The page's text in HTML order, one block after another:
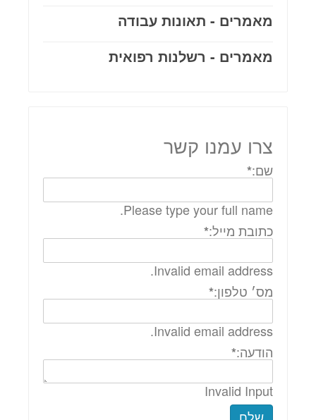
מאמרים - תאונות עבודה
מאמרים - רשלנות רפואית
צרו עמנו קשר
שם:*
Please type your full name.
כתובת מייל:*
Invalid email address.
מס׳ טלפון:*
Invalid email address.
הודעה:*
Invalid Input